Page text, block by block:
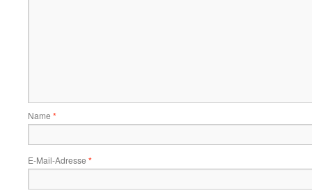
Name *
E-Mail-Adresse *